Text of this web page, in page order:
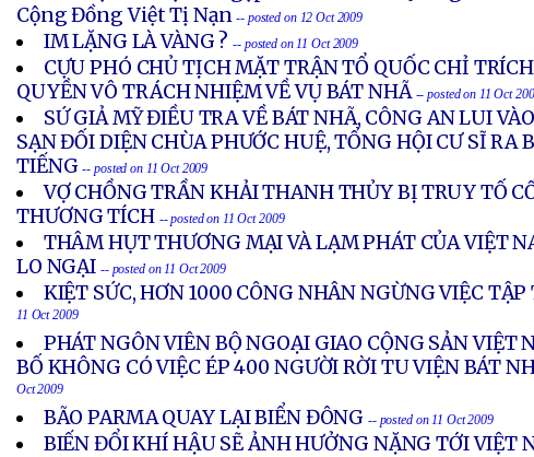
Cộng Đồng Việt Tị Nạn-- posted on 12 Oct 2009
IM LẶNG LÀ VÀNG ? -- posted on 11 Oct 2009
CỰU PHÓ CHỦ TỊCH MẶT TRẬN TỔ QUỐC CHỈ
QUYỀN VÔ TRÁCH NHIỆM VỀ VỤ BÁT NHÃ -- posted on 11 Oct
SỨ GIẢ MỸ ĐIỀU TRA VỀ BÁT NHÃ, CÔNG AN LUI
SẠN ĐỐI DIỆN CHÙA PHƯỚC HUỆ, TỔNG HỘI CƯ SĨ RA
TIẾNG -- posted on 11 Oct 2009
VỢ CHỒNG TRẦN KHẢI THANH THỦY BỊ TRUY TỐ
THƯƠNG TÍCH -- posted on 11 Oct 2009
THÂM HỤT THƯƠNG MẠI VÀ LẠM PHÁT CỦA VIỆT
LO NGẠI -- posted on 11 Oct 2009
KIỆT SỨC, HƠN 1000 CÔNG NHÂN NGỪNG VIỆC TẬP
11 Oct 2009
PHÁT NGÔN VIÊN BỘ NGOẠI GIAO CỘNG SẢN VIỆT
BỐ KHÔNG CÓ VIỆC ÉP 400 NGƯỜI RỜI TU VIỆN BÁT
Oct 2009
BÃO PARMA QUAY LẠI BIỂN ĐÔNG -- posted on 11 Oct 2009
BIẾN ĐỔI KHÍ HẬU SẼ ẢNH HƯỞNG NẶNG TỚI VIỆT